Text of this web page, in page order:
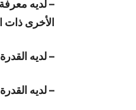
الأخرى ذات
– لديه
– لديه